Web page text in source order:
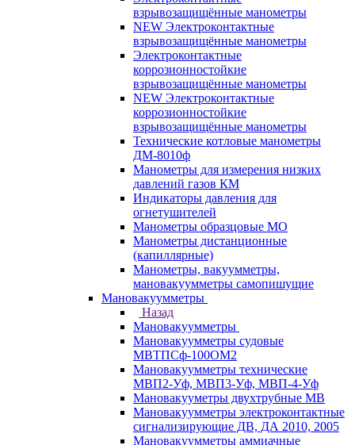
взрывозащищённые манометры
NEW Электроконтактные
взрывозащищённые манометры
Электроконтактные
коррозионностойкие
взрывозащищённые манометры
NEW Электроконтактные
коррозионностойкие
взрывозащищённые манометры
Технические котловые манометры
ДМ-8010ф
Манометры для измерения низких
давлений газов КМ
Индикаторы давления для
огнетушителей
Манометры образцовые МО
Манометры дистанционные
(капиллярные)
Манометры, вакуумметры,
мановакуумметры самопишущие
Мановакуумметры
Назад
Мановакуумметры
Мановакуумметры судовые
МВТПСф-100ОМ2
Мановакуумметры технические
МВП2-Уф, МВП3-Уф, МВП-4-Уф
Мановакууметры двухтрубные МВ
Мановакуумметры электроконтактные
сигнализирующие ДВ, ДА 2010, 2005
Мановакуумметры аммиачные